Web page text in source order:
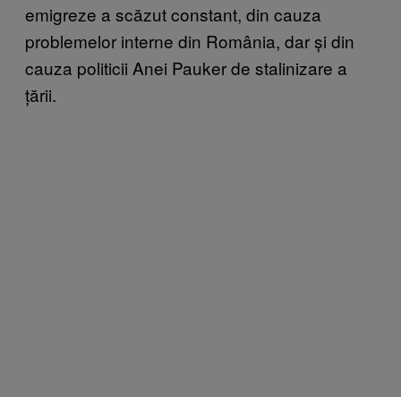
emigreze a scăzut constant, din cauza
problemelor interne din România, dar și din
cauza politicii Anei Pauker de stalinizare a
țării.